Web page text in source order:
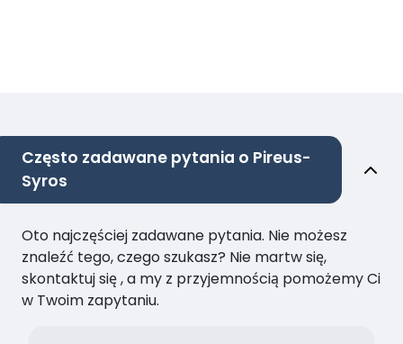
Często zadawane pytania o Pireus-
Syros
Oto najczęściej zadawane pytania. Nie możesz
znaleźć tego, czego szukasz? Nie martw się,
skontaktuj się , a my z przyjemnością pomożemy Ci
w Twoim zapytaniu.